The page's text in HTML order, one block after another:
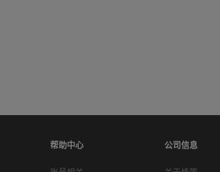
帮助中心 公司信息